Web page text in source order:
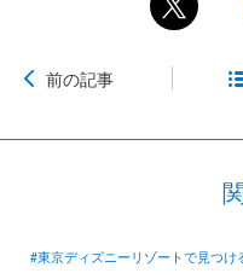
前の記事
#東京ディズニーリゾートで見つけ